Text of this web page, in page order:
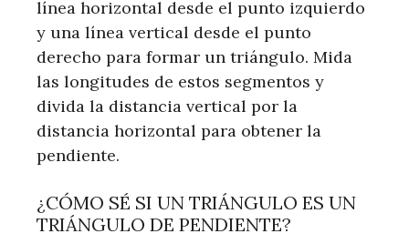
línea horizontal desde el punto izquierdo
y una línea vertical desde el punto
derecho para formar un triángulo. Mida
las longitudes de estos segmentos y
divida la distancia vertical por la
distancia horizontal para obtener la
pendiente.
¿CÓMO SÉ SI UN TRIÁNGULO ES UN
TRIÁNGULO DE PENDIENTE?